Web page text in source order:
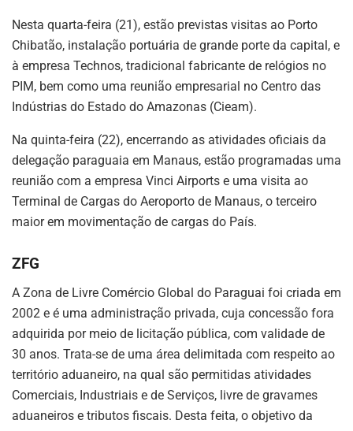
Nesta quarta-feira (21), estão previstas visitas ao Porto
Chibatão, instalação portuária de grande porte da capital, e
à empresa Technos, tradicional fabricante de relógios no
PIM, bem como uma reunião empresarial no Centro das
Indústrias do Estado do Amazonas (Cieam).
Na quinta-feira (22), encerrando as atividades oficiais da
delegação paraguaia em Manaus, estão programadas uma
reunião com a empresa Vinci Airports e uma visita ao
Terminal de Cargas do Aeroporto de Manaus, o terceiro
maior em movimentação de cargas do País.
ZFG
A Zona de Livre Comércio Global do Paraguai foi criada em
2002 e é uma administração privada, cuja concessão fora
adquirida por meio de licitação pública, com validade de
30 anos. Trata-se de uma área delimitada com respeito ao
território aduaneiro, na qual são permitidas atividades
Comerciais, Industriais e de Serviços, livre de gravames
aduaneiros e tributos fiscais. Desta feita, o objetivo da